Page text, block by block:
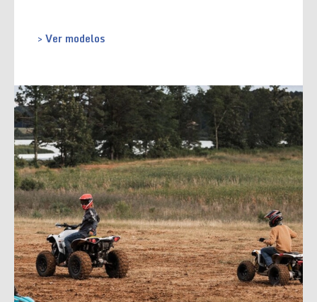
> Ver modelos